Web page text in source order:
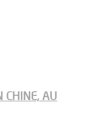
CHINE, AU